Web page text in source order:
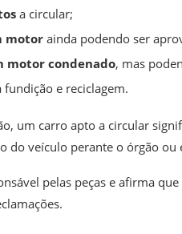
a circular;
motor ainda podendo ser
motor condenado, mas
fundição e reciclagem.
um carro apto a circular
do veículo perante o órgão
pelas peças e afirma